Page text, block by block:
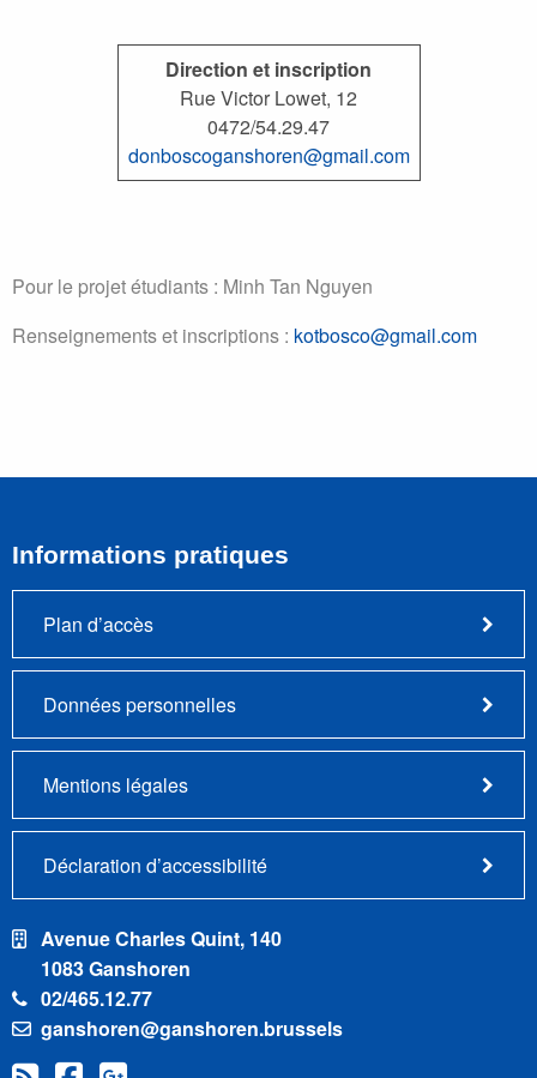
Direction et inscription
Rue Victor Lowet, 12
0472/54.29.47
donboscoganshoren@gmail.com
Pour le projet étudiants : Minh Tan Nguyen
Renseignements et inscriptions : kotbosco@gmail.com
Informations pratiques
Plan d’accès
Données personnelles
Mentions légales
Déclaration d’accessibilité
Avenue Charles Quint, 140
1083 Ganshoren
02/465.12.77
ganshoren@ganshoren.brussels